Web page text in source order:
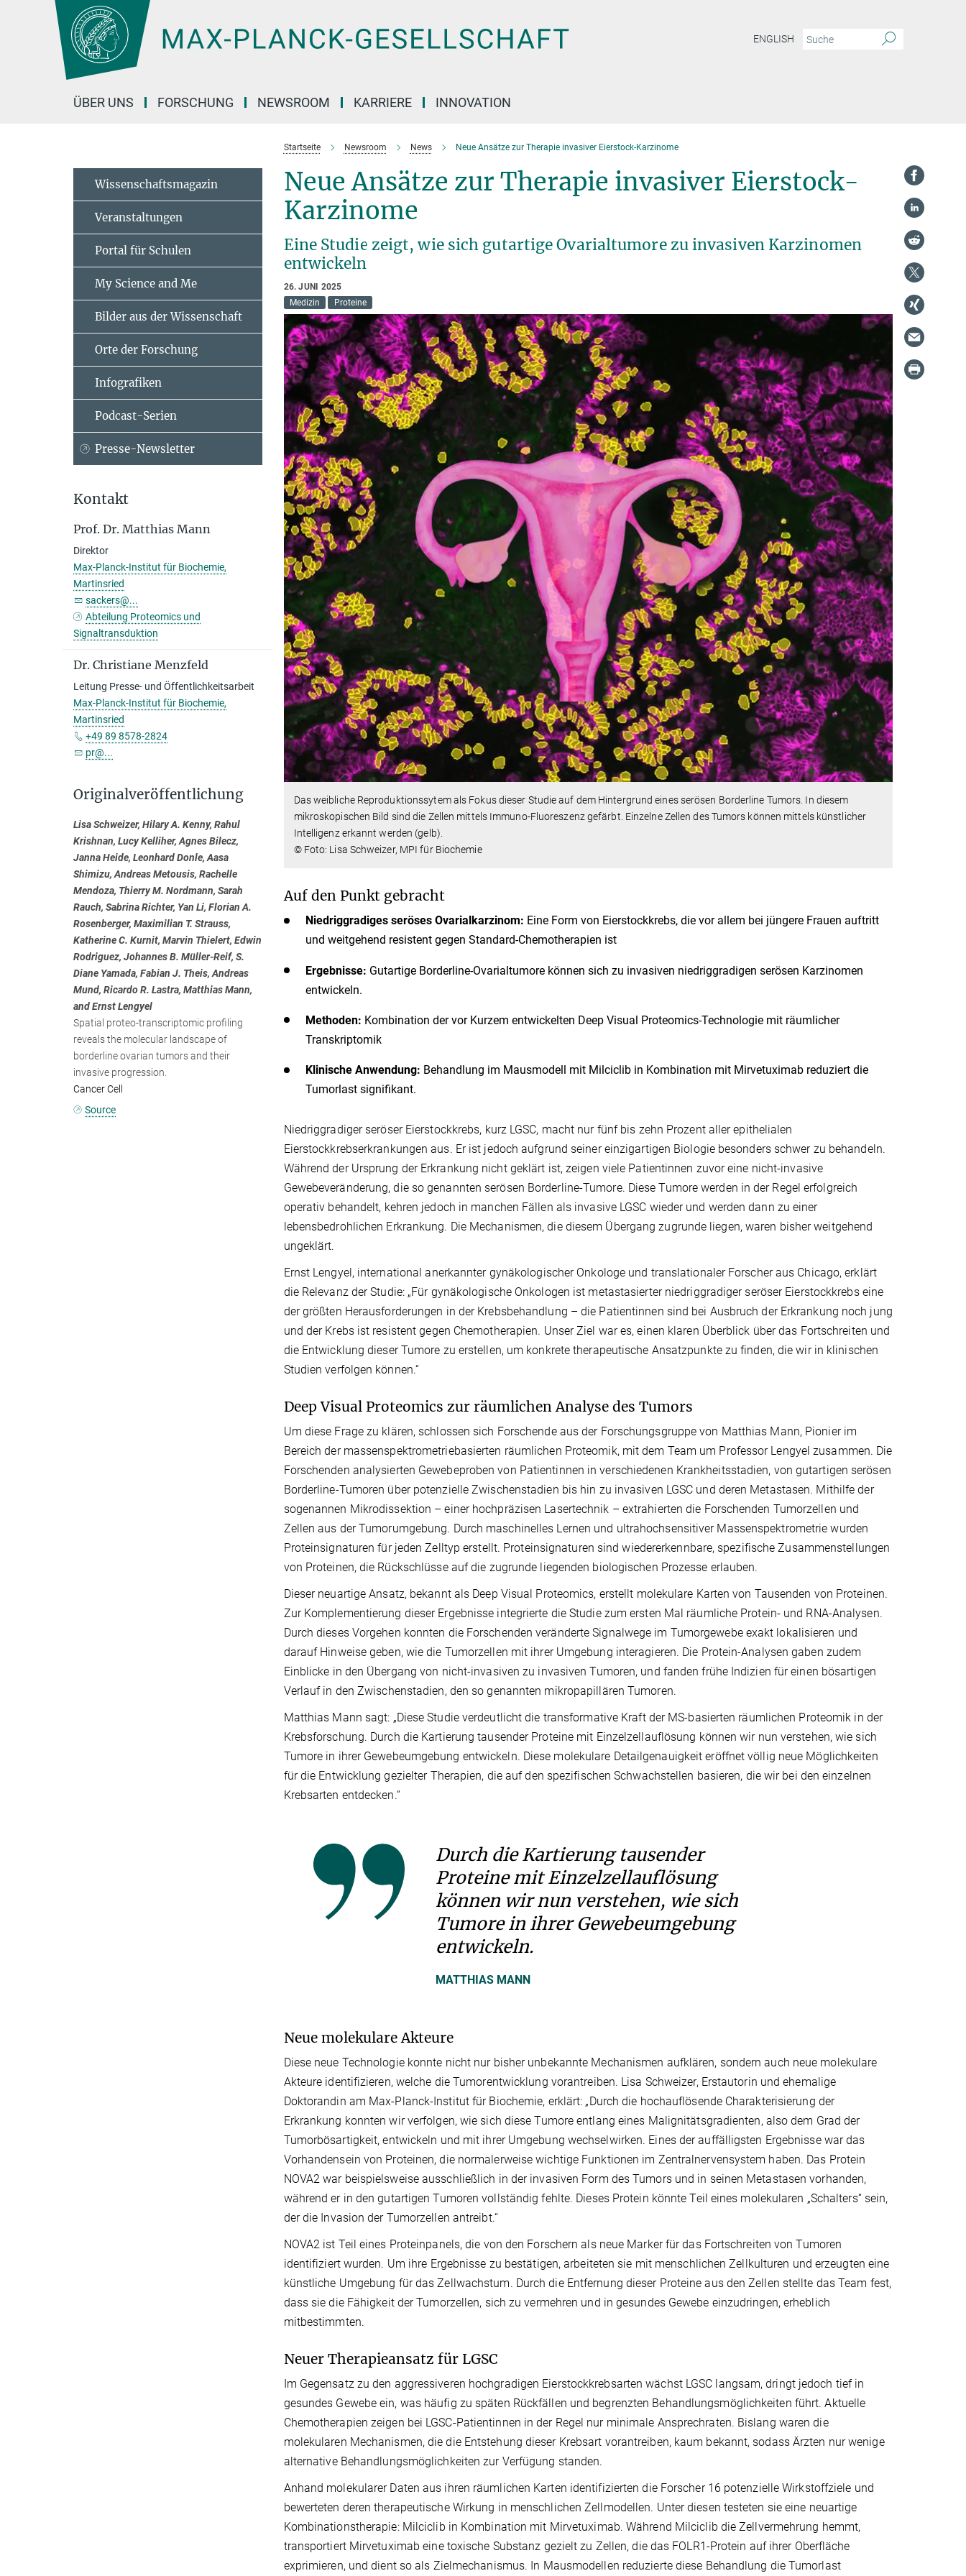
Hauptinhalt
ENGLISH
ÜBER UNS FORSCHUNG NEWSROOM KARRIERE INNOVATION
Startseite Newsroom News Neue Ansätze zur Therapie invasiver Eierstock-Karzinome
Neue Ansätze zur Therapie invasiver Eierstock-
Karzinome
Eine Studie zeigt, wie sich gutartige Ovarialtumore zu invasiven Karzinomen
entwickeln
26. JUNI 2025
Medizin
Proteine
Das weibliche Reproduktionssytem als Fokus dieser Studie auf dem Hintergrund eines serösen Borderline Tumors. In diesem
mikroskopischen Bild sind die Zellen mittels Immuno-Fluoreszenz gefärbt. Einzelne Zellen des Tumors können mittels künstlicher
Intelligenz erkannt werden (gelb).
© Foto: Lisa Schweizer, MPI für Biochemie
Auf den Punkt gebracht
Niedriggradiges seröses Ovarialkarzinom: Eine Form von Eierstockkrebs, die vor allem bei jüngere Frauen auftritt
und weitgehend resistent gegen Standard-Chemotherapien ist
Ergebnisse: Gutartige Borderline-Ovarialtumore können sich zu invasiven niedriggradigen serösen Karzinomen
entwickeln.
Methoden: Kombination der vor Kurzem entwickelten Deep Visual Proteomics-Technologie mit räumlicher
Transkriptomik
Klinische Anwendung: Behandlung im Mausmodell mit Milciclib in Kombination mit Mirvetuximab reduziert die
Tumorlast signifikant.
Niedriggradiger seröser Eierstockkrebs, kurz LGSC, macht nur fünf bis zehn Prozent aller epithelialen
Eierstockkrebserkrankungen aus. Er ist jedoch aufgrund seiner einzigartigen Biologie besonders schwer zu behandeln.
Während der Ursprung der Erkrankung nicht geklärt ist, zeigen viele Patientinnen zuvor eine nicht-invasive
Gewebeveränderung, die so genannten serösen Borderline-Tumore. Diese Tumore werden in der Regel erfolgreich
operativ behandelt, kehren jedoch in manchen Fällen als invasive LGSC wieder und werden dann zu einer
lebensbedrohlichen Erkrankung. Die Mechanismen, die diesem Übergang zugrunde liegen, waren bisher weitgehend
ungeklärt.
Ernst Lengyel, international anerkannter gynäkologischer Onkologe und translationaler Forscher aus Chicago, erklärt
die Relevanz der Studie: „Für gynäkologische Onkologen ist metastasierter niedriggradiger seröser Eierstockkrebs eine
der größten Herausforderungen in der Krebsbehandlung – die Patientinnen sind bei Ausbruch der Erkrankung noch jung
und der Krebs ist resistent gegen Chemotherapien. Unser Ziel war es, einen klaren Überblick über das Fortschreiten und
die Entwicklung dieser Tumore zu erstellen, um konkrete therapeutische Ansatzpunkte zu finden, die wir in klinischen
Studien verfolgen können.“
Deep Visual Proteomics zur räumlichen Analyse des Tumors
Um diese Frage zu klären, schlossen sich Forschende aus der Forschungsgruppe von Matthias Mann, Pionier im
Bereich der massenspektrometriebasierten räumlichen Proteomik, mit dem Team um Professor Lengyel zusammen. Die
Forschenden analysierten Gewebeproben von Patientinnen in verschiedenen Krankheitsstadien, von gutartigen serösen
Borderline-Tumoren über potenzielle Zwischenstadien bis hin zu invasiven LGSC und deren Metastasen. Mithilfe der
sogenannen Mikrodissektion – einer hochpräzisen Lasertechnik – extrahierten die Forschenden Tumorzellen und
Zellen aus der Tumorumgebung. Durch maschinelles Lernen und ultrahochsensitiver Massenspektrometrie wurden
Proteinsignaturen für jeden Zelltyp erstellt. Proteinsignaturen sind wiedererkennbare, spezifische Zusammenstellungen
von Proteinen, die Rückschlüsse auf die zugrunde liegenden biologischen Prozesse erlauben.
Dieser neuartige Ansatz, bekannt als Deep Visual Proteomics, erstellt molekulare Karten von Tausenden von Proteinen.
Zur Komplementierung dieser Ergebnisse integrierte die Studie zum ersten Mal räumliche Protein- und RNA-Analysen.
Durch dieses Vorgehen konnten die Forschenden veränderte Signalwege im Tumorgewebe exakt lokalisieren und
darauf Hinweise geben, wie die Tumorzellen mit ihrer Umgebung interagieren. Die Protein-Analysen gaben zudem
Einblicke in den Übergang von nicht-invasiven zu invasiven Tumoren, und fanden frühe Indizien für einen bösartigen
Verlauf in den Zwischenstadien, den so genannten mikropapillären Tumoren.
Matthias Mann sagt: „Diese Studie verdeutlicht die transformative Kraft der MS-basierten räumlichen Proteomik in der
Krebsforschung. Durch die Kartierung tausender Proteine mit Einzelzellauflösung können wir nun verstehen, wie sich
Tumore in ihrer Gewebeumgebung entwickeln. Diese molekulare Detailgenauigkeit eröffnet völlig neue Möglichkeiten
für die Entwicklung gezielter Therapien, die auf den spezifischen Schwachstellen basieren, die wir bei den einzelnen
Krebsarten entdecken.“
Durch die Kartierung tausender
Proteine mit Einzelzellauflösung
können wir nun verstehen, wie sich
Tumore in ihrer Gewebeumgebung
entwickeln.
MATTHIAS MANN
Neue molekulare Akteure
Diese neue Technologie konnte nicht nur bisher unbekannte Mechanismen aufklären, sondern auch neue molekulare
Akteure identifizieren, welche die Tumorentwicklung vorantreiben. Lisa Schweizer, Erstautorin und ehemalige
Doktorandin am Max-Planck-Institut für Biochemie, erklärt: „Durch die hochauflösende Charakterisierung der
Erkrankung konnten wir verfolgen, wie sich diese Tumore entlang eines Malignitätsgradienten, also dem Grad der
Tumorbösartigkeit, entwickeln und mit ihrer Umgebung wechselwirken. Eines der auffälligsten Ergebnisse war das
Vorhandensein von Proteinen, die normalerweise wichtige Funktionen im Zentralnervensystem haben. Das Protein
NOVA2 war beispielsweise ausschließlich in der invasiven Form des Tumors und in seinen Metastasen vorhanden,
während er in den gutartigen Tumoren vollständig fehlte. Dieses Protein könnte Teil eines molekularen „Schalters“ sein,
der die Invasion der Tumorzellen antreibt.“
NOVA2 ist Teil eines Proteinpanels, die von den Forschern als neue Marker für das Fortschreiten von Tumoren
identifiziert wurden. Um ihre Ergebnisse zu bestätigen, arbeiteten sie mit menschlichen Zellkulturen und erzeugten eine
künstliche Umgebung für das Zellwachstum. Durch die Entfernung dieser Proteine aus den Zellen stellte das Team fest,
dass sie die Fähigkeit der Tumorzellen, sich zu vermehren und in gesundes Gewebe einzudringen, erheblich
mitbestimmten.
Neuer Therapieansatz für LGSC
Im Gegensatz zu den aggressiveren hochgradigen Eierstockkrebsarten wächst LGSC langsam, dringt jedoch tief in
gesundes Gewebe ein, was häufig zu späten Rückfällen und begrenzten Behandlungsmöglichkeiten führt. Aktuelle
Chemotherapien zeigen bei LGSC-Patientinnen in der Regel nur minimale Ansprechraten. Bislang waren die
molekularen Mechanismen, die die Entstehung dieser Krebsart vorantreiben, kaum bekannt, sodass Ärzten nur wenige
alternative Behandlungsmöglichkeiten zur Verfügung standen.
Anhand molekularer Daten aus ihren räumlichen Karten identifizierten die Forscher 16 potenzielle Wirkstoffziele und
bewerteten deren therapeutische Wirkung in menschlichen Zellmodellen. Unter diesen testeten sie eine neuartige
Kombinationstherapie: Milciclib in Kombination mit Mirvetuximab. Während Milciclib die Zellvermehrung hemmt,
transportiert Mirvetuximab eine toxische Substanz gezielt zu Zellen, die das FOLR1-Protein auf ihrer Oberfläche
exprimieren, und dient so als Zielmechanismus. In Mausmodellen reduzierte diese Behandlung die Tumorlast
Wissenschaftsmagazin
Veranstaltungen
Portal für Schulen
My Science and Me
Bilder aus der Wissenschaft
Orte der Forschung
Infografiken
Podcast-Serien
Presse-Newsletter
Kontakt
Prof. Dr. Matthias Mann
Direktor
Max-Planck-Institut für Biochemie,
Martinsried
sackers@...
Abteilung Proteomics und
Signaltransduktion
Dr. Christiane Menzfeld
Leitung Presse- und Öffentlichkeitsarbeit
Max-Planck-Institut für Biochemie,
Martinsried
+49 89 8578-2824
pr@...
Originalveröffentlichung
Lisa Schweizer, Hilary A. Kenny, Rahul
Krishnan, Lucy Kelliher, Agnes Bilecz,
Janna Heide, Leonhard Donle, Aasa
Shimizu, Andreas Metousis, Rachelle
Mendoza, Thierry M. Nordmann, Sarah
Rauch, Sabrina Richter, Yan Li, Florian A.
Rosenberger, Maximilian T. Strauss,
Katherine C. Kurnit, Marvin Thielert, Edwin
Rodriguez, Johannes B. Müller-Reif, S.
Diane Yamada, Fabian J. Theis, Andreas
Mund, Ricardo R. Lastra, Matthias Mann,
and Ernst Lengyel
Spatial proteo-transcriptomic profiling
reveals the molecular landscape of
borderline ovarian tumors and their
invasive progression.
Cancer Cell
Source